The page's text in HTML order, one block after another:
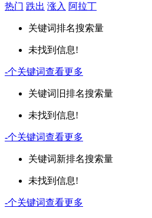
热门 跌出 涨入 阿拉丁
关键词排名搜索量
未找到信息!
-个关键词查看更多
关键词 旧排名搜索量
未找到信息!
-个关键词查看更多
关键词新排名搜索量
未找到信息!
-个关键词查看更多